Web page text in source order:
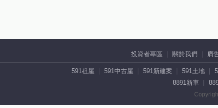
投資者專區 關於我們 廣
591租屋 591中古屋 591新建案 591土地
8891新車